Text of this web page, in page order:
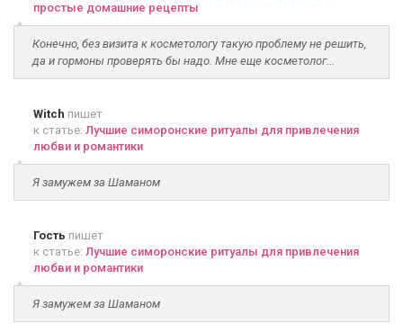
простые домашние рецепты
Конечно, без визита к косметологу такую проблему не решить,
да и гормоны проверять бы надо. Мне еще косметолог...
Witch пишет
к статье: Лучшие симоронские ритуалы для привлечения
любви и романтики
Я замужем за Шаманом
Гость пишет
к статье: Лучшие симоронские ритуалы для привлечения
любви и романтики
Я замужем за Шаманом